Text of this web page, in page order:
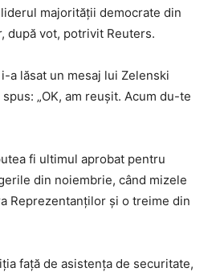
majorității democrate din
după vot, potrivit Reuters.
a lăsat un mesaj lui Zelenski
„OK, am reușit. Acum du-te
fi ultimul aprobat pentru
din noiembrie, când mizele
Reprezentanților și o treime din
față de asistența de securitate,